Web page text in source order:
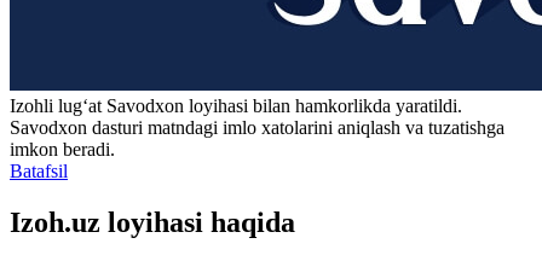
Izohli lugʻat Savodxon loyihasi bilan hamkorlikda yaratildi.
Savodxon dasturi matndagi imlo xatolarini aniqlash va tuzatishga
imkon beradi.
Batafsil
Izoh.uz loyihasi haqida